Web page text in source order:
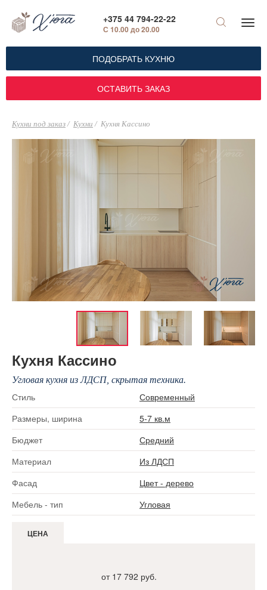
+375 44 794-22-22
С 10.00 до 20.00
ПОДОБРАТЬ КУХНЮ
ОСТАВИТЬ ЗАКАЗ
Кухни под заказ Кухни Кухня Кассино
Кухня Кассино
Угловая кухня из ЛДСП, скрытая техника.
Стиль
Современный
Размеры, ширина
5-7 кв.м
Бюджет
Средний
Материал
Из ЛДСП
Фасад
Цвет - дерево
Мебель - тип
Угловая
ЦЕНА
от 17 792 руб.